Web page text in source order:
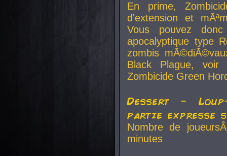
En prime,
d'extension et
Vous pouvez
apocalyptique type
zombis
Black Plague,
Zombicide Green
Dessert -
partie expresse
Nombre de
minutes